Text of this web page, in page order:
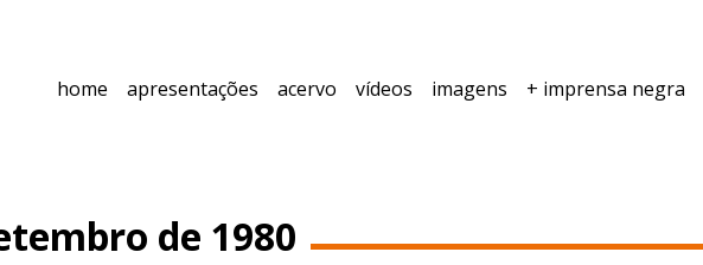
home apresentações acervo vídeos imagens + imprensa negra
de 1980